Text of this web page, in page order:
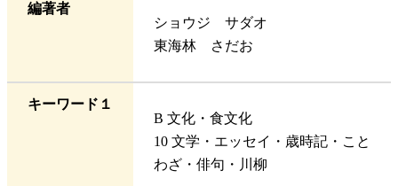
編著者
ショウジ サダオ
東海林 さだお
キーワード１
B 文化・食文化
10 文学・エッセイ・歳時記・こと
わざ・俳句・川柳